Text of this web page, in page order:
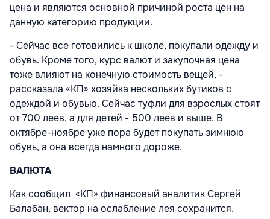
цена и являются основной причиной роста цен на
данную категорию продукции.
- Сейчас все готовились к школе, покупали одежду и
обувь. Кроме того, курс валют и закупочная цена
тоже влияют на конечную стоимость вещей, -
рассказала «КП» хозяйка нескольких бутиков с
одеждой и обувью. Сейчас туфли для взрослых стоят
от 700 леев, а для детей - 500 леев и выше. В
октябре-ноябре уже пора будет покупать зимнюю
обувь, а она всегда намного дороже.
ВАЛЮТА
Как сообщил «КП» финансовый аналитик Сергей
Балабан, вектор на ослабление лея сохранится.